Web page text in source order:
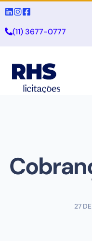
(11) 3677-0777
27